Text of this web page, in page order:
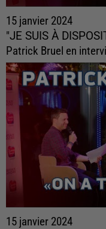
15 janvier 2024
"JE SUIS À
Patrick Bruel en
15 janvier 2024